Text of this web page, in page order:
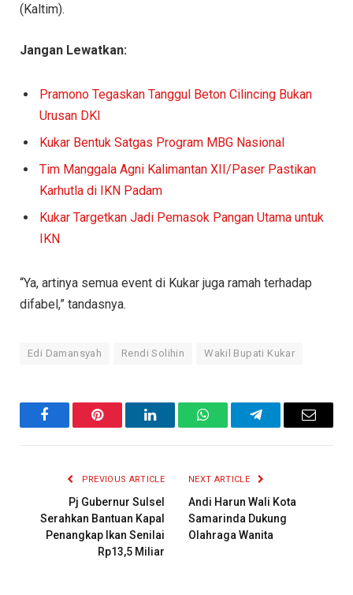
(Kaltim).
Jangan Lewatkan:
Pramono Tegaskan Tanggul Beton Cilincing Bukan
Urusan DKI
Kukar Bentuk Satgas Program MBG Nasional
Tim Manggala Agni Kalimantan XII/Paser Pastikan
Karhutla di IKN Padam
Kukar Targetkan Jadi Pemasok Pangan Utama untuk
IKN
“Ya, artinya semua event di Kukar juga ramah terhadap
difabel,” tandasnya.
Edi Damansyah Rendi Solihin Wakil Bupati Kukar
FacebookPinterest LinkedInWhatsAppTelegramEmail
PREVIOUS ARTICLE
Pj Gubernur Sulsel
Serahkan Bantuan Kapal
Penangkap Ikan Senilai
Rp13,5 Miliar
NEXT ARTICLE
Andi Harun Wali Kota
Samarinda Dukung
Olahraga Wanita